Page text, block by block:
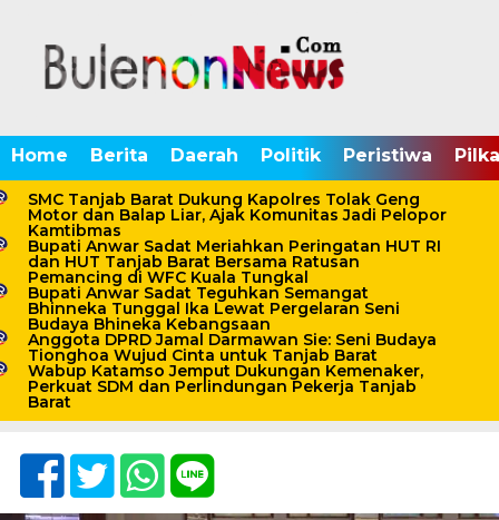
Home Berita Daerah Politik Peristiwa
SMC Tanjab Barat Dukung Kapolres Tolak Geng
Motor dan Balap Liar, Ajak Komunitas Jadi Pelopor
Kamtibmas
Bupati Anwar Sadat Meriahkan Peringatan HUT RI
dan HUT Tanjab Barat Bersama Ratusan
Pemancing di WFC Kuala Tungkal
Bupati Anwar Sadat Teguhkan Semangat
Bhinneka Tunggal Ika Lewat Pergelaran Seni
Budaya Bhineka Kebangsaan
Anggota DPRD Jamal Darmawan Sie: Seni Budaya
Tionghoa Wujud Cinta untuk Tanjab Barat
Wabup Katamso Jemput Dukungan Kemenaker,
Perkuat SDM dan Perlindungan Pekerja Tanjab
Barat
Home /Pemerintahan
Rabu, 4 Juni 2025 - 18:59 WIB
Wabup Katamso Hadiri
Acara Forum Human
Capital Summit 2025